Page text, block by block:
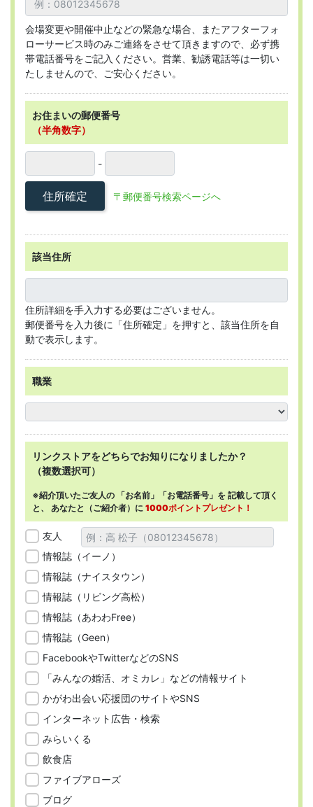
会場変更や開催中止などの緊急な場合、またアフターフォ
ローサービス時のみご連絡をさせて頂きますので、必ず携
帯電話番号をご記入ください。営業、勧誘電話等は一切い
たしませんので、ご安心ください。
お住まいの郵便番号
（半角数字）
-
住所確定 〒郵便番号検索ページへ
該当住所
住所詳細を手入力する必要はございません。
郵便番号を入力後に「住所確定」を押すと、該当住所を自
動で表示します。
職業
リンクストアをどちらでお知りになりましたか？
（複数選択可）
※紹介頂いたご友人の 「お名前」「お電話番号」を 記載して頂く
と、 あなたと（ご紹介者）に 1000ポイントプレゼント！
友人
情報誌（イーノ）
情報誌（ナイスタウン）
情報誌（リビング高松）
情報誌（あわわFree）
情報誌（Geen）
FacebookやTwitterなどのSNS
「みんなの婚活、オミカレ」などの情報サイト
かがわ出会い応援団のサイトやSNS
インターネット広告・検索
みらいくる
飲食店
ファイブアローズ
ブログ